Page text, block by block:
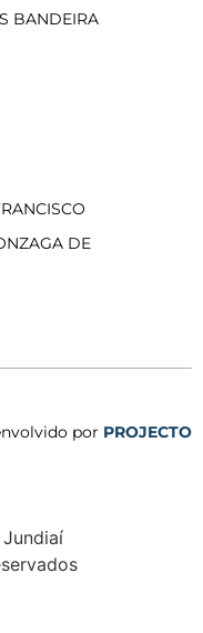
BANDEIRA
DE
por PROJECTO